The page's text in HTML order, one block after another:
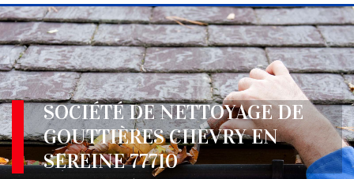
SOCIÉTÉ DE NETTOYAGE DE
GOUTTIÈRES CHEVRY EN
SEREINE 77710